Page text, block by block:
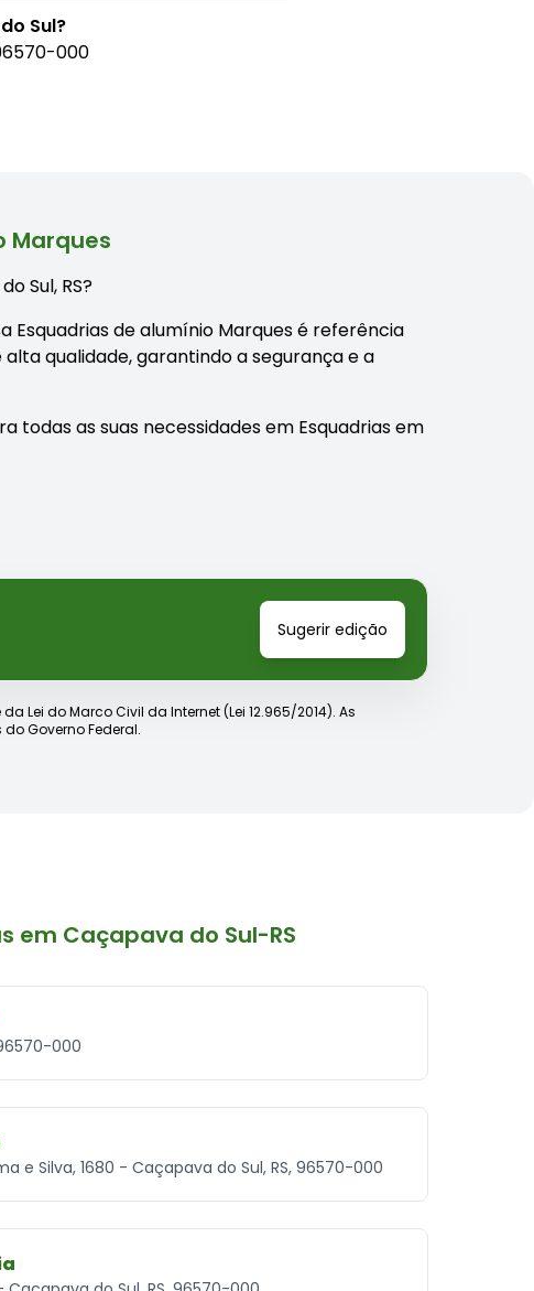
Sul?
000
Marques
Sul, RS?
Esquadrias de alumínio Marques é referência
qualidade, garantindo a segurança e a
todas as suas necessidades em Esquadrias em
Sugerir edição
Lei do Marco Civil da Internet (Lei 12.965/2014). As
Governo Federal.
em Caçapava do Sul-RS
000
e Silva, 1680 - Caçapava do Sul, RS, 96570-000